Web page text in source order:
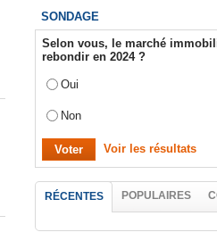
SONDAGE
Selon vous, le marché
rebondir en 2024 ?
Oui
Non
Voir les résultats
RÉCENTES POPULAIRES